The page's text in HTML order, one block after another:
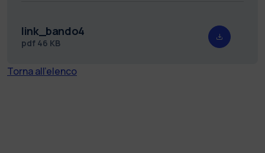
link_bando4
pdf 46 KB
Torna all'elenco